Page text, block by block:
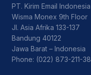
PT. Kirim Email Indonesia
Wisma Monex 9th Floor
Jl. Asia Afrika 133-137
Bandung 40122
Jawa Barat – Indonesia
Phone: (022) 873-211-38